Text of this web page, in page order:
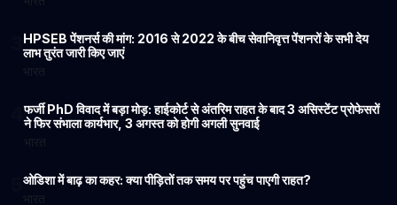
HPSEB पेंशनर्स की मांग: 2016 से 2022 के बीच सेवानिवृत्त पेंशनरों के सभी देय
लाभ तुरंत जारी किए जाएं
4फर्जी PhD विवाद में बड़ा मोड़: हाईकोर्ट से अंतरिम राहत के बाद 3 असिस्टेंट प्रोफेसरों
ने फिर संभाला कार्यभार, 3 अगस्त को होगी अगली सुनवाई
ओडिशा में बाढ़ का कहर: क्या पीड़ितों तक समय पर पहुंच पाएगी राहत?